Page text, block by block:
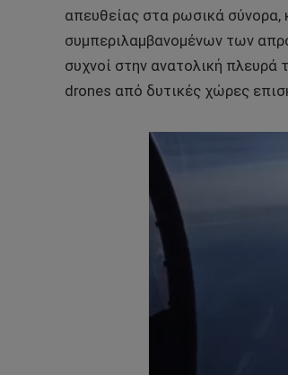
απευθείας στα ρωσικά σύνορα,
συμπεριλαμβανομένων των
συχνοί στην ανατολική πλευρά
drones από δυτικές χώρες